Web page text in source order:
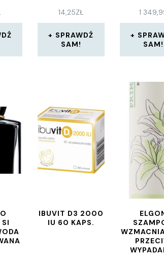
14,25ZŁ
SPRAWDŹ
SAM!
1
SAM!
IBUVIT D3 2000
IU 60 KAPS.